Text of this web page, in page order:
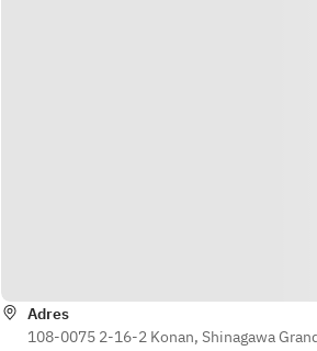
Adres
108-0075 2-16-2 Konan, Shinagawa